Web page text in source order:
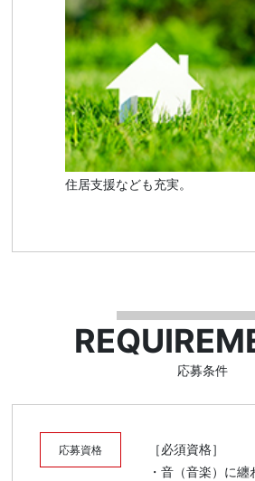
住居支援なども充実。
応募条件
応募資格
［必須資格］
・音（音楽）に